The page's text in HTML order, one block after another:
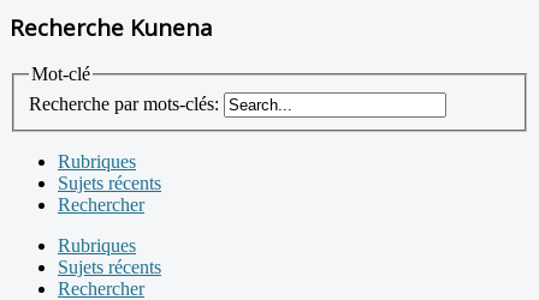
Recherche Kunena
Mot-clé
Recherche par mots-clés:
Rubriques
Sujets récents
Rechercher
Rubriques
Sujets récents
Rechercher